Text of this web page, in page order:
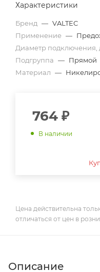
Характеристики
Бренд — VALTEC
Применение —
Диаметр
Подгруппа — Прямой
Материал —
764 ₽
В наличии
Цена действительна
отличаться от цен в
Описание